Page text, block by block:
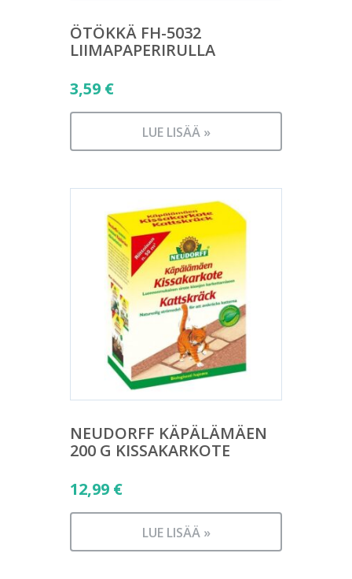
ÖTÖKKÄ FH-5032
LIIMAPAPERIRULLA
3,59 €
LUE LISÄÄ »
NEUDORFF KÄPÄLÄMÄEN
200 G KISSAKARKOTE
12,99 €
LUE LISÄÄ »